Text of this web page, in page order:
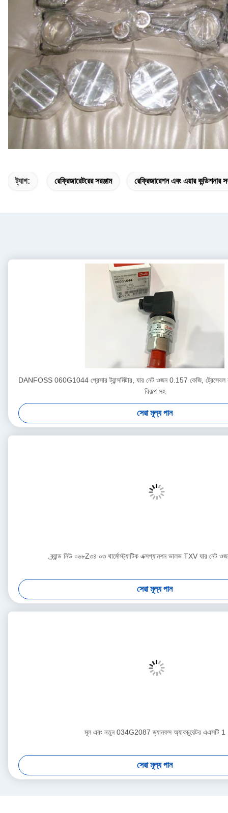
ট্যাগ: রেফ্রিজারেটরের সরঞ্জাম রেফ্রিজারেশন এবং এয়ার কন্ডিশনার
DANFOSS 060G1044 প্রেসার ট্রান্সমিটার, যার নেট ওজন 0.157 কেজি, ট্রেসেবল
বিকল্প সহ
সেরা মূল্য পান
ব্র্যান্ড নিউ ০৬৮Z৩৪ ০৩ থার্মোস্ট্যাটিক এক্সপ্যানশন ভালভ TXV যার নেট
সেরা মূল্য পান
মূল এবং নতুন 034G2087 ড্যানফস অ্যাকচুয়েটর এএসটি 1
সেরা মূল্য পান